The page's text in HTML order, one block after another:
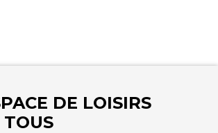
DE LOISIRS